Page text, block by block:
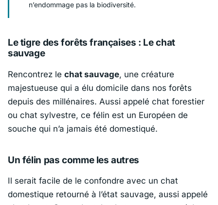
n’endommage pas la biodiversité.
Le tigre des forêts françaises : Le chat
sauvage
Rencontrez le chat sauvage, une créature
majestueuse qui a élu domicile dans nos forêts
depuis des millénaires. Aussi appelé chat forestier
ou chat sylvestre, ce félin est un Européen de
souche qui n’a jamais été domestiqué.
Un félin pas comme les autres
Il serait facile de le confondre avec un chat
domestique retourné à l’état sauvage, aussi appelé